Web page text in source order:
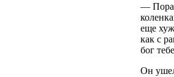
— Пора
еще
как с
бог
Он